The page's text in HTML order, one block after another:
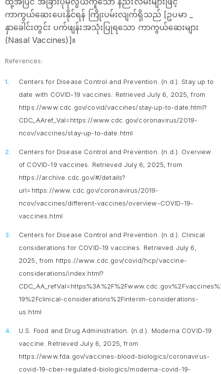
ကာကွယ်ဆေးပေးနိုင်ရန် ကြိုးပမ်းလျက်ရှိသည် [ဥပမာ _
နှာခေါင်းတွင်း ပက်ဖျန်းအသုံးပြုရသော ကာကွယ်ဆေးများ
(Nasal Vaccines)]။
References:
Centers for Disease Control and Prevention. (n.d.). Stay up to
date with COVID-19 vaccines. Retrieved July 6, 2025, from
https://www.cdc.gov/covid/vaccines/stay-up-to-date.html?
CDC_AAref_Val=https://www.cdc.gov/coronavirus/2019-
ncov/vaccines/stay-up-to-date.html
Centers for Disease Control and Prevention. (n.d.). Overview
of COVID-19 vaccines. Retrieved July 6, 2025, from
https://archive.cdc.gov/#/details?
url=https://www.cdc.gov/coronavirus/2019-
ncov/vaccines/different-vaccines/overview-COVID-19-
vaccines.html
Centers for Disease Control and Prevention. (n.d.). Clinical
considerations for COVID-19 vaccines. Retrieved July 6,
2025, from https://www.cdc.gov/covid/hcp/vaccine-
considerations/index.html?
19%2Fclinical-considerations%2Finterim-considerations-
us.html
U.S. Food and Drug Administration. (n.d.). Moderna COVID-19
vaccine. Retrieved July 6, 2025, from
https://www.fda.gov/vaccines-blood-biologics/coronavirus-
covid-19-cber-regulated-biologics/moderna-covid-19-